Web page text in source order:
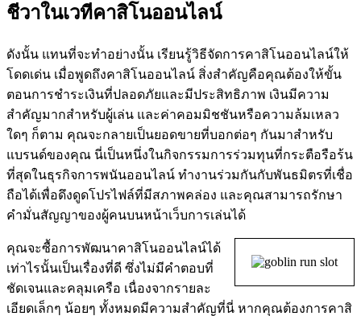
ชีวาในเวทีคาสิโนออนไลน์
ดังนั้น แทนที่จะทำอย่างนั้น เรียนรู้วิธีจัดการคาสิโนออนไลน์ให้
โดดเด่น เมื่อพูดถึงคาสิโนออนไลน์ สิ่งสำคัญคือคุณต้องให้ขั้น
ตอนการชำระเงินที่ปลอดภัยและมีประสิทธิภาพ เงินมีความ
สำคัญมากสำหรับผู้เล่น และค่าคอมมิชชันหรือความล้มเหลว
ใดๆ ก็ตาม คุณจะกลายเป็นยอดขายที่บอกต่อๆ กันมาสำหรับ
แบรนด์ของคุณ นี่เป็นหนึ่งในกิจกรรมการร่วมทุนที่กระตือรือร้น
ที่สุดในธุรกิจการพนันออนไลน์ ทำงานร่วมกันกับพันธมิตรที่เชื่อ
ถือได้เพื่อดึงดูดโปรไฟล์ที่มีสภาพคล่อง และคุณสามารถรักษา
คำมั่นสัญญาของผู้คนบนหน้าเว็บการเล่นได้
คุณจะซื้อการพัฒนาคาสิโนออนไลน์ได้
เท่าไรนั้นเป็นเรื่องที่ดี ซึ่งไม่มีคำตอบที่
ชัดเจนและคลุมเครือ เนื่องจากรายละ
เอียดเล็กๆ น้อยๆ ทั้งหมดมีความสำคัญที่นี่ หากคุณต้องการคาสิ